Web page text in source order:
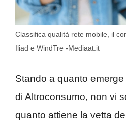
Classifica qualità rete mobile, il
Iliad e WindTre -Mediaat.it
Stando a quanto
di Altroconsumo, non vi
quanto attiene la vetta